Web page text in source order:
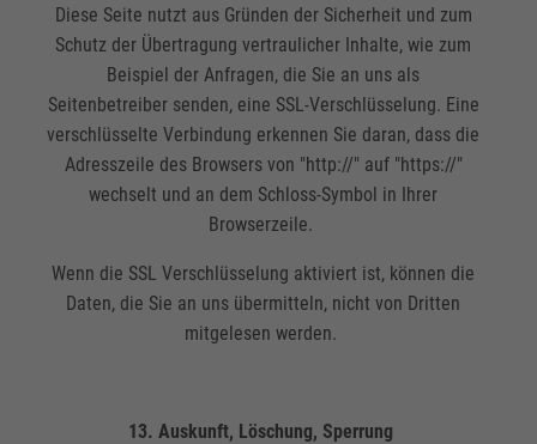
Diese Seite nutzt aus Gründen der Sicherheit und zum
Schutz der Übertragung vertraulicher Inhalte, wie zum
Beispiel der Anfragen, die Sie an uns als
Seitenbetreiber senden, eine SSL-Verschlüsselung. Eine
verschlüsselte Verbindung erkennen Sie daran, dass die
Adresszeile des Browsers von "http://" auf "https://"
wechselt und an dem Schloss-Symbol in Ihrer
Browserzeile.
Wenn die SSL Verschlüsselung aktiviert ist, können die
Daten, die Sie an uns übermitteln, nicht von Dritten
mitgelesen werden.
13. Auskunft, Löschung, Sperrung